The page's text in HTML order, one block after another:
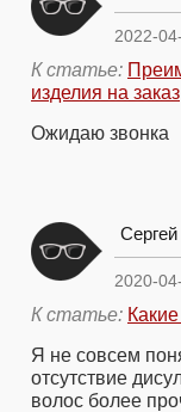
2022-
К статье:
изделия на заказ
Ожидаю звонка
Сергей
2020-
К статье:
Я не совсем
отсутствие
волос более